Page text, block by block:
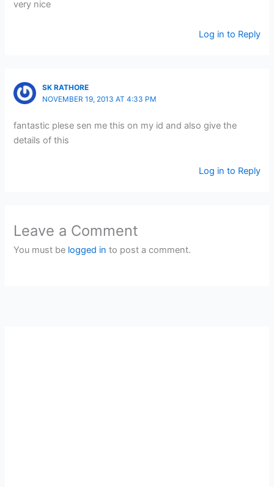
very nice
Log in to Reply
SK RATHORE
NOVEMBER 19, 2013 AT 4:33 PM
fantastic plese sen me this on my id and also give the
details of this
Log in to Reply
Leave a Comment
You must be logged in to post a comment.